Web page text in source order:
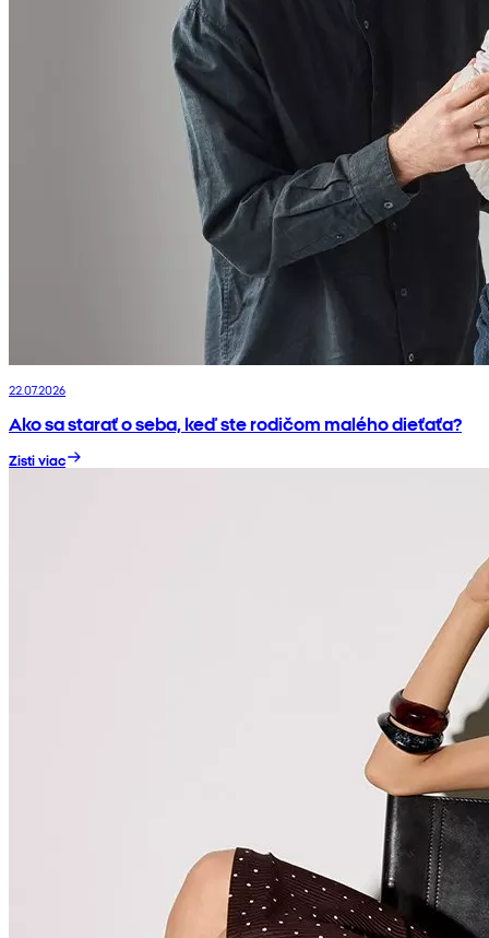
22.07.2026
Ako sa starať o seba, keď ste rodičom malého dieťaťa?
Zisti viac